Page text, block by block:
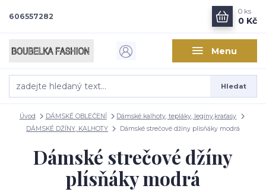
Menu
Hledat
606557282
0 ks
0 Kč
Úvod DÁMSKÉ OBLEČENÍ
Dámské kalhoty, tepláky, legíny,kraťasy
DÁMSKÉ DŽÍNY, KALHOTY
Dámské strečové džíny plísňáky modrá
Dámské strečové džíny
plísňáky modrá